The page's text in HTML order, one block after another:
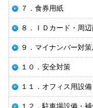
７．食券用紙
８．ＩＤカード・周
９．マイナンバー対
１０．安全対策
１１．オフィス用設備
１２．駐車場設備・